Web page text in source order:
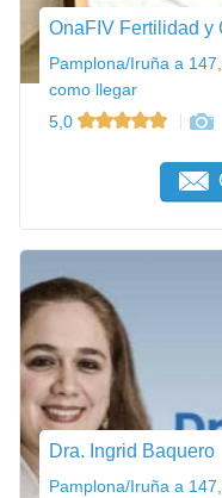
OnaFIV Fertilidad y
Pamplona/Iruña a
como llegar
5,0
Dra. Ingrid Baquero
Pamplona/Iruña a